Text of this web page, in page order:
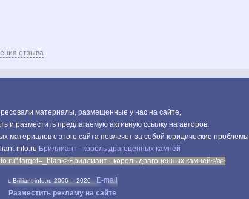
отзыва
материалы, размещенные у нас на сайте,
и разместить предлагаемую активную ссылку на авторов.
материалов с этого сайта повлечет за собой юридические проблемы.
info.ru Бриллиант - король драгоценных камней
target=_blank>Бриллиант - король драгоценных камней</a>
c Brilliant-info.ru 2006— 2026
E-mail
Разместить рекламу на сайте